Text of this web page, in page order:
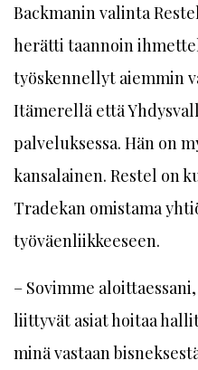
Backmanin valinta
herätti taannoin
työskennellyt aiemmin
Itämerellä että
palveluksessa. Hän on
kansalainen. Restel on
Tradekan omistama
työväenliikkeeseen.
– Sovimme
liittyvät asiat hoitaa
minä vastaan